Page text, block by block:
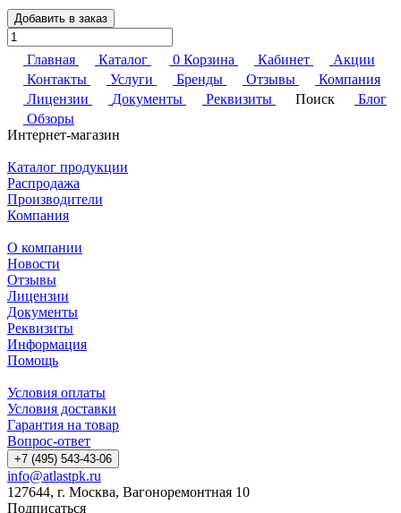
Добавить в заказ
Главная Каталог 0 Корзина Кабинет
Акции
Контакты
Услуги Бренды Отзывы
Компания
Лицензии
Документы Реквизиты Поиск
Блог
Обзоры
Интернет-магазин
Каталог продукции
Распродажа
Производители
Компания
О компании
Новости
Отзывы
Лицензии
Документы
Реквизиты
Информация
Помощь
Условия оплаты
Условия доставки
Гарантия на товар
Вопрос-ответ
+7 (495) 543-43-06
info@atlastpk.ru
127644, г. Москва, Вагоноремонтная 10
Подписаться